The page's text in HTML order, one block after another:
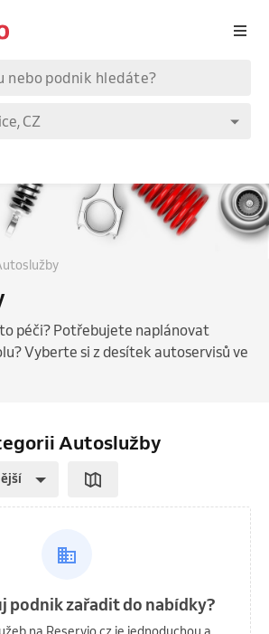
péči? Potřebujete naplánovat
Vyberte si z desítek autoservisů ve
Autoslužby
podnik zařadit do nabídky?